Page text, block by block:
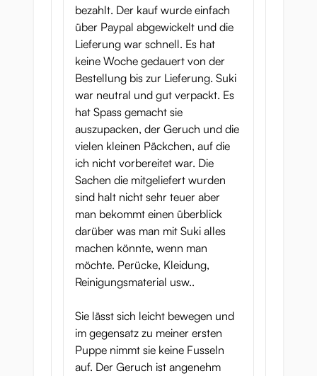
bezahlt. Der kauf wurde einfach
über Paypal abgewickelt und die
Lieferung war schnell. Es hat
keine Woche gedauert von der
Bestellung bis zur Lieferung. Suki
war neutral und gut verpackt. Es
hat Spass gemacht sie
auszupacken, der Geruch und die
vielen kleinen Päckchen, auf die
ich nicht vorbereitet war. Die
Sachen die mitgeliefert wurden
sind halt nicht sehr teuer aber
man bekommt einen überblick
darüber was man mit Suki alles
machen könnte, wenn man
möchte. Perücke, Kleidung,
Reinigungsmaterial usw..
Sie lässt sich leicht bewegen und
im gegensatz zu meiner ersten
Puppe nimmt sie keine Fusseln
auf. Der Geruch ist angenehm